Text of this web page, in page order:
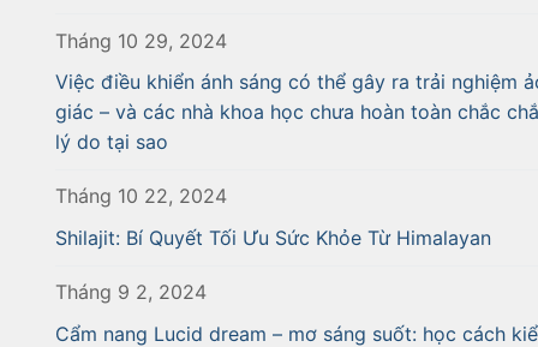
Tháng 10 29, 2024
Việc điều khiển ánh sáng có thể gây ra trải nghiệm
giác – và các nhà khoa học chưa hoàn toàn chắc
lý do tại sao
Tháng 10 22, 2024
Shilajit: Bí Quyết Tối Ưu Sức Khỏe Từ Himalayan
Tháng 9 2, 2024
Cẩm nang Lucid dream – mơ sáng suốt: học cách